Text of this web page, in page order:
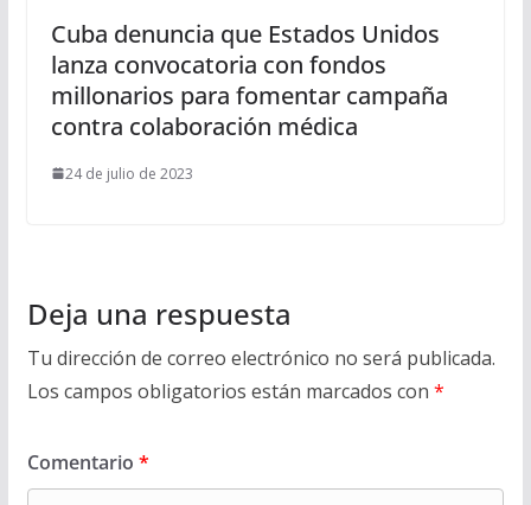
Cuba denuncia que Estados Unidos
lanza convocatoria con fondos
millonarios para fomentar campaña
contra colaboración médica
24 de julio de 2023
Deja una respuesta
Tu dirección de correo electrónico no será publicada.
Los campos obligatorios están marcados con *
Comentario *